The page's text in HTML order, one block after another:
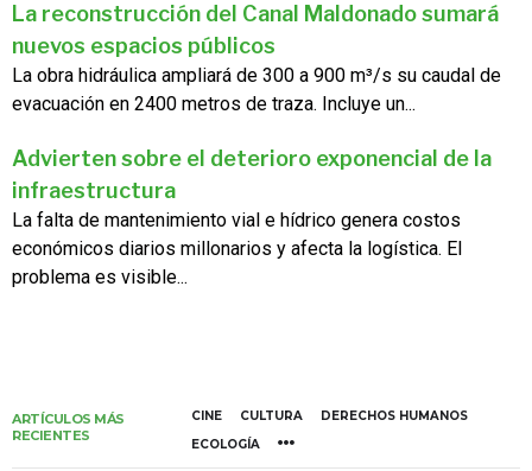
La reconstrucción del Canal Maldonado sumará
nuevos espacios públicos
La obra hidráulica ampliará de 300 a 900 m³/s su caudal de
evacuación en 2400 metros de traza. Incluye un...
Advierten sobre el deterioro exponencial de la
infraestructura
La falta de mantenimiento vial e hídrico genera costos
económicos diarios millonarios y afecta la logística. El
problema es visible...
ARTÍCULOS MÁS
RECIENTES
CINE CULTURA
DERECHOS HUMANOS
ECOLOGÍA